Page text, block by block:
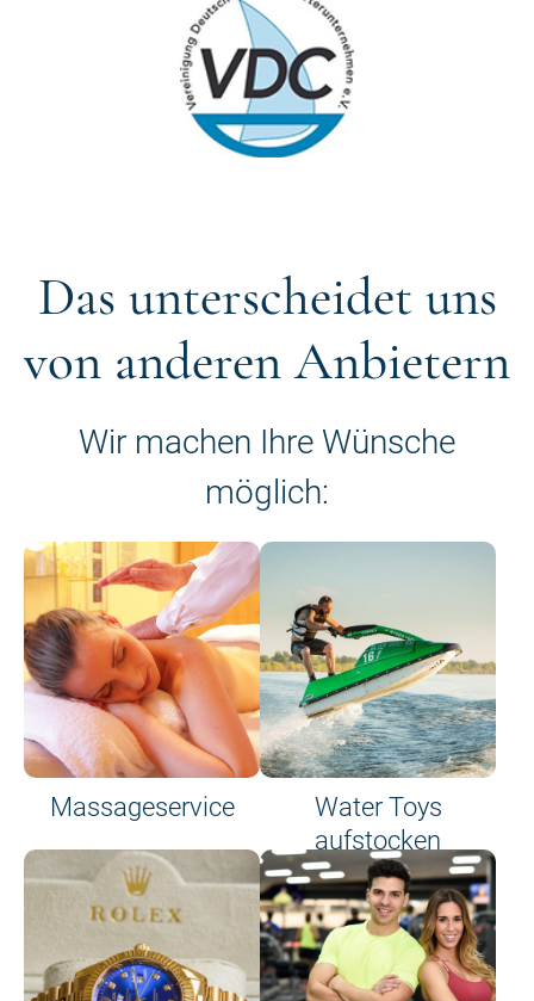
Das unterscheidet uns
von anderen Anbietern
Wir machen Ihre Wünsche
möglich:
Massageservice
Water Toys
aufstocken